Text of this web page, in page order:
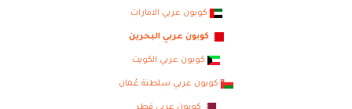
كوبون عربي الامارات
كوبون عربي البحرين
كوبون عربي الكويت
كوبون عربي سلطنة عُمان
كوبون عربي قطر